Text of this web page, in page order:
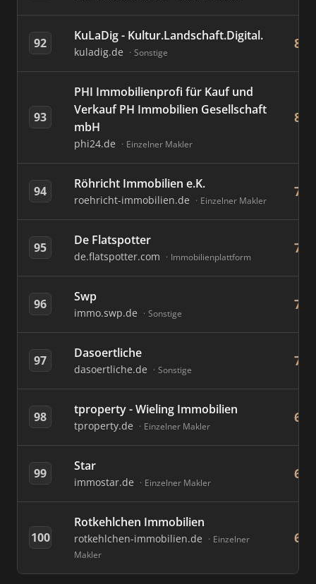
92 KuLaDig - Kultur.Landschaft.Digital.
kuladig.de Sonstige
8
93
PHI Immobilienprofi für Kauf und
Verkauf PH Immobilien Gesellschaft
mbH
phi24.de Einzelner Makler
8
94 Röhricht Immobilien e.K.
roehricht-immobilien.de Einzelner Makler
7
95 De Flatspotter
de.flatspotter.com Immobilienplattform
7
96 Swp
immo.swp.de Sonstige
7
97 Dasoertliche
dasoertliche.de Sonstige
7
98 tproperty - Wieling Immobilien
tproperty.de Einzelner Makler
6
99 Star
immostar.de Einzelner Makler
6
100
Rotkehlchen Immobilien
rotkehlchen-immobilien.de
Einzelner
Makler
6